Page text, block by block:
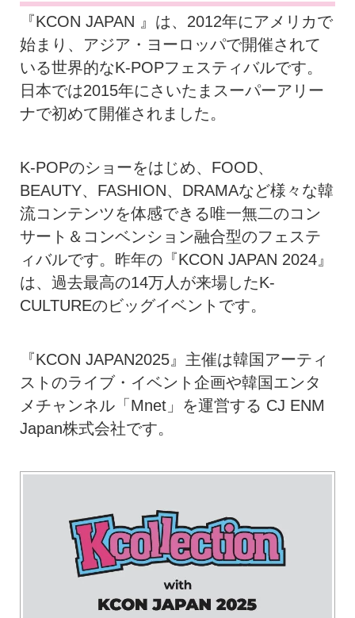
『KCON JAPAN 』は、2012年にアメリカで
始まり、アジア・ヨーロッパで開催されて
いる世界的なK-POPフェスティバルです。
日本では2015年にさいたまスーパーアリー
ナで初めて開催されました。
K-POPのショーをはじめ、FOOD、
BEAUTY、FASHION、DRAMAなど様々な韓
流コンテンツを体感できる唯一無二のコン
サート＆コンベンション融合型のフェステ
ィバルです。昨年の『KCON JAPAN 2024』
は、過去最高の14万人が来場したK-
CULTUREのビッグイベントです。
『KCON JAPAN2025』主催は韓国アーティ
ストのライブ・イベント企画や韓国エンタ
メチャンネル「Mnet」を運営する CJ ENM
Japan株式会社です。